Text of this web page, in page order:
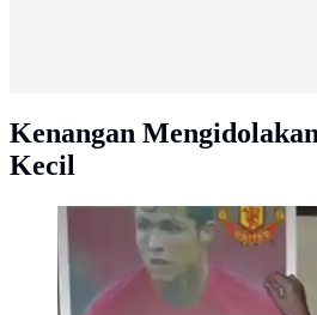
Kenangan
Kecil
Al Ghazali foto bersama poster
instagrram.com/alghazali7)